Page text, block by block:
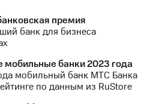
премия
банк для бизнеса
мобильные банки 2023 года
мобильный банк МТС Банка
по данным из RuStore